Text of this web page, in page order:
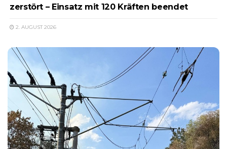
zerstört – Einsatz mit 120 Kräften beendet
2. AUGUST 2026